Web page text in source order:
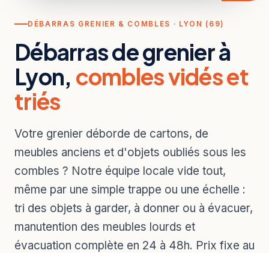
DÉBARRAS GRENIER & COMBLES · LYON (69)
Débarras de grenier à
Lyon, combles vidés et
triés
Votre grenier déborde de cartons, de
meubles anciens et d'objets oubliés sous les
combles ? Notre équipe locale vide tout,
même par une simple trappe ou une échelle :
tri des objets à garder, à donner ou à évacuer,
manutention des meubles lourds et
évacuation complète en 24 à 48h. Prix fixe au